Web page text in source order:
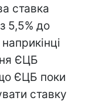
ставка
5,5% до
ЄЦБ
ЄЦБ поки
ставку